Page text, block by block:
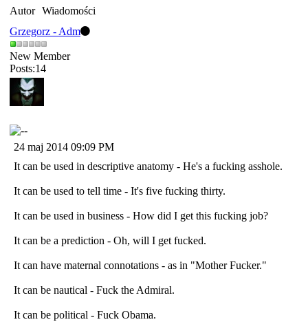
Autor Wiadomości
Grzegorz - Adm
New Member
Posts:14
24 maj 2014 09:09 PM
It can be used in descriptive anatomy - He's a fucking asshole.
It can be used to tell time - It's five fucking thirty.
It can be used in business - How did I get this fucking job?
It can be a prediction - Oh, will I get fucked.
It can have maternal connotations - as in "Mother Fucker."
It can be nautical - Fuck the Admiral.
It can be political - Fuck Obama.